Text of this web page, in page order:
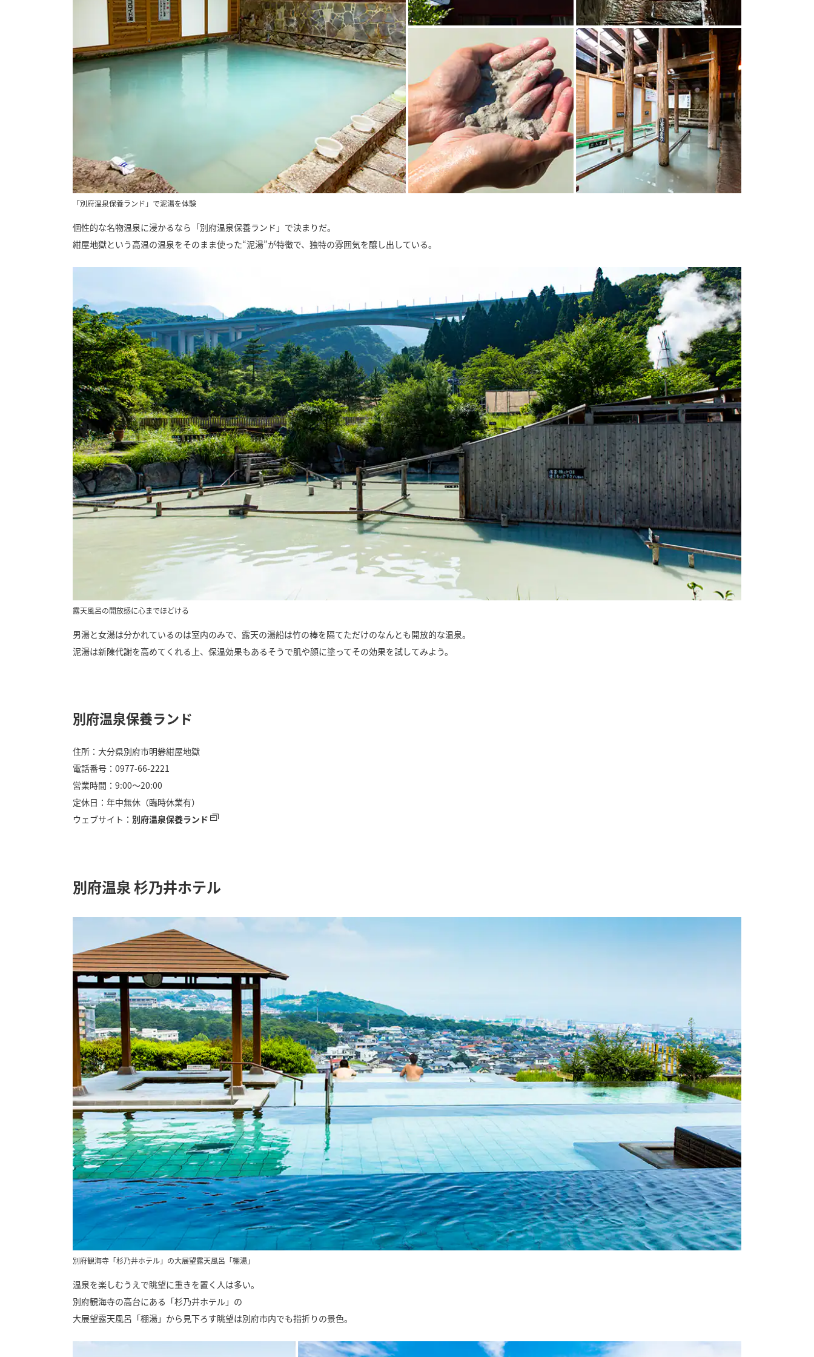
「別府温泉保養ランド」で泥湯を体験
個性的な名物温泉に浸かるなら「別府温泉保養ランド」で決まりだ。
紺屋地獄という高温の温泉をそのまま使った“泥湯”が特徴で、独特の雰囲気を醸し出している。
露天風呂の開放感に心までほどける
男湯と女湯は分かれているのは室内のみで、露天の湯船は竹の棒を隔てただけのなんとも開放的な温泉。
泥湯は新陳代謝を高めてくれる上、保温効果もあるそうで肌や顔に塗ってその効果を試してみよう。
別府温泉保養ランド
住所：大分県別府市明礬紺屋地獄
電話番号：0977-66-2221
営業時間：9:00～20:00
定休日：年中無休（臨時休業有）
ウェブサイト： 別府温泉保養ランド
別府温泉 杉乃井ホテル
別府観海寺「杉乃井ホテル」の大展望露天風呂「棚湯」
温泉を楽しむうえで眺望に重きを置く人は多い。
別府観海寺の高台にある「杉乃井ホテル」の
大展望露天風呂「棚湯」から見下ろす眺望は別府市内でも指折りの景色。